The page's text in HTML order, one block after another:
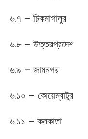
৬.৭ – চিকমাগালুর
৬.৮ – উত্তরপ্রদেশ
৬.৯ – জামনগর
৬.১০ – কোয়েম্বাটুর
৬.১১ – কলকাতা